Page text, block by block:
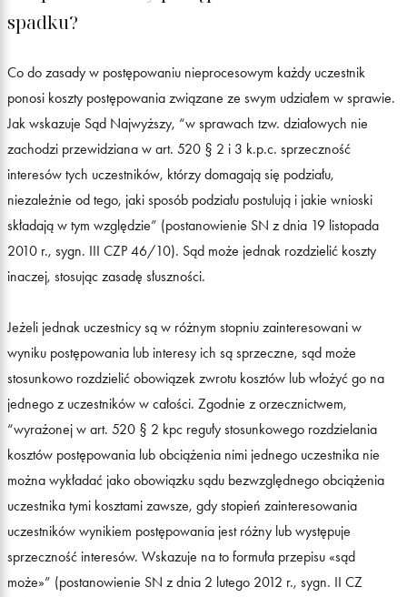
spadku?
Co do zasady w postępowaniu nieprocesowym każdy uczestnik
ponosi koszty postępowania związane ze swym udziałem w sprawie.
Jak wskazuje Sąd Najwyższy, “w sprawach tzw. działowych nie
zachodzi przewidziana w art. 520 § 2 i 3 k.p.c. sprzeczność
interesów tych uczestników, którzy domagają się podziału,
niezależnie od tego, jaki sposób podziału postulują i jakie wnioski
składają w tym względzie” (postanowienie SN z dnia 19 listopada
2010 r., sygn. III CZP 46/10). Sąd może jednak rozdzielić koszty
inaczej, stosując zasadę słuszności.
Jeżeli jednak uczestnicy są w różnym stopniu zainteresowani w
wyniku postępowania lub interesy ich są sprzeczne, sąd może
stosunkowo rozdzielić obowiązek zwrotu kosztów lub włożyć go na
jednego z uczestników w całości. Zgodnie z orzecznictwem,
“wyrażonej w art. 520 § 2 kpc reguły stosunkowego rozdzielania
kosztów postępowania lub obciążenia nimi jednego uczestnika nie
można wykładać jako obowiązku sądu bezwzględnego obciążenia
uczestnika tymi kosztami zawsze, gdy stopień zainteresowania
uczestników wynikiem postępowania jest różny lub występuje
sprzeczność interesów. Wskazuje na to formuła przepisu «sąd
może»” (postanowienie SN z dnia 2 lutego 2012 r., sygn. II CZ